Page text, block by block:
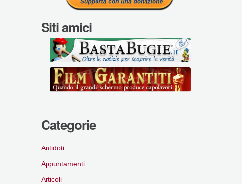
Siti amici
Categorie
Antidoti
Appuntamenti
Articoli